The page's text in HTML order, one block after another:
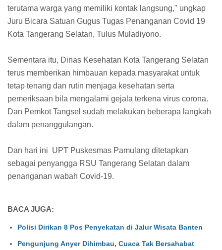
terutama warga yang memiliki kontak langsung," ungkap
Juru Bicara Satuan Gugus Tugas Penanganan Covid 19
Kota Tangerang Selatan, Tulus Muladiyono.
Sementara itu, Dinas Kesehatan Kota Tangerang Selatan
terus memberikan himbauan kepada masyarakat untuk
tetap tenang dan rutin menjaga kesehatan serta
pemeriksaan bila mengalami gejala terkena virus corona.
Dan Pemkot Tangsel sudah melakukan beberapa langkah
dalam penanggulangan.
Dan hari ini UPT Puskesmas Pamulang ditetapkan
sebagai penyangga RSU Tangerang Selatan dalam
penanganan wabah Covid-19.
BACA JUGA:
Polisi Dirikan 8 Pos Penyekatan di Jalur Wisata Banten
Pengunjung Anyer Dihimbau, Cuaca Tak Bersahabat